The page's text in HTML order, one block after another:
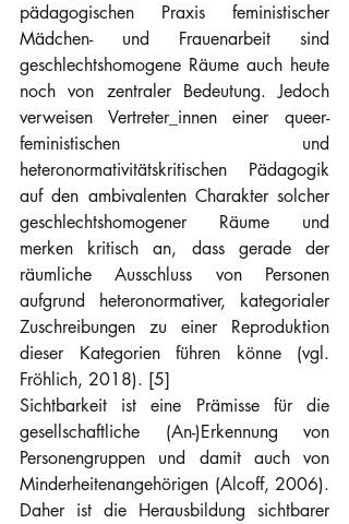
pädagogischen Praxis feministischer
Mädchen- und Frauenarbeit sind
geschlechtshomogene Räume auch heute
noch von zentraler Bedeutung. Jedoch
verweisen Vertreter_innen einer queer-
feministischen und
heteronormativitätskritischen Pädagogik
auf den ambivalenten Charakter solcher
geschlechtshomogener Räume und
merken kritisch an, dass gerade der
räumliche Ausschluss von Personen
aufgrund heteronormativer, kategorialer
Zuschreibungen zu einer Reproduktion
dieser Kategorien führen könne (vgl.
Fröhlich, 2018). [5]
Sichtbarkeit ist eine Prämisse für die
gesellschaftliche (An-)Erkennung von
Personengruppen und damit auch von
Minderheitenangehörigen (Alcoff, 2006).
Daher ist die Herausbildung sichtbarer